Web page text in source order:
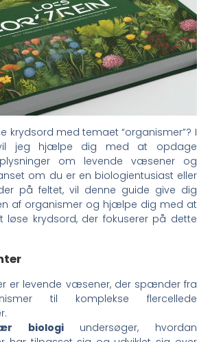
krydsord med temaet “organismer”? I
jeg hjælpe dig med at opdage
om levende væsener og
om du er en biologientusiast eller
på feltet, vil denne guide give dig
af organismer og hjælpe dig med at
løse krydsord, der fokuserer på dette
er levende væsener, der spænder fra
til komplekse flercellede
biologiundersøger, hvordan